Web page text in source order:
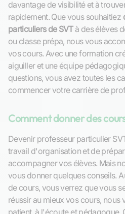
davantage de visibilité et à
rapidement. Que vous souhaitiez
particuliers de SVTà des élèves
ou classe prépa, nous vous
vos cours. Avec une formation
aiguiller et une équipe
questions, vous avez toutes les
commencer votre carrière de
Comment donner des
Devenir professeur particulier
travail d'organisation et de
accompagner vos élèves. Mais
vous donner quelques conseils.
de cours, vous verrez que vous
réussir au mieux vos cours, nous
patient, à l'écoute et pédagogue.